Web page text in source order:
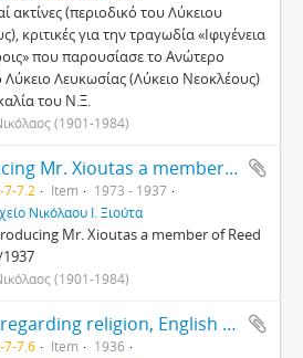
ακτίνες (περιοδικό του Λύκειου
κριτικές για την τραγωδία «Ιφιγένεια
που παρουσίασε το Ανώτερο
Λύκειο Λευκωσίας (Λύκειο Νεοκλέους)
του Ν.Ξ.
(1901-1984)
Introducing Mr. Xioutas a member of Reed Hall
7-7.2 Item
1973 - 1937
Νικόλαου Ι. Ξιούτα
Mr. Xioutas a member of Reed
(1901-1984)
Report regarding religion, English and history teaching
7-7.6 Item
1936